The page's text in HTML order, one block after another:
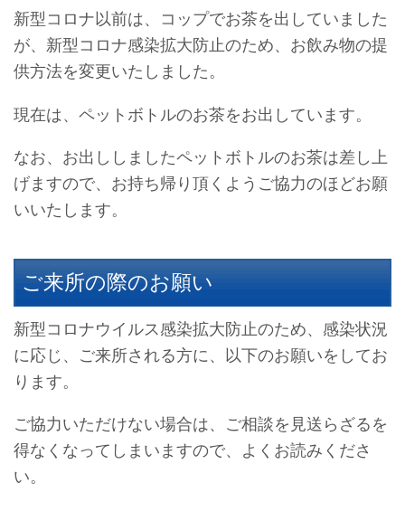
新型コロナ以前は、コップでお茶を出していました
が、新型コロナ感染拡大防止のため、お飲み物の提
供方法を変更いたしました。
現在は、ペットボトルのお茶をお出しています。
なお、お出ししましたペットボトルのお茶は差し上
げますので、お持ち帰り頂くようご協力のほどお願
いいたします。
ご来所の際のお願い
新型コロナウイルス感染拡大防止のため、感染状況
に応じ、ご来所される方に、以下のお願いをしてお
ります。
ご協力いただけない場合は、ご相談を見送らざるを
得なくなってしまいますので、よくお読みくださ
い。